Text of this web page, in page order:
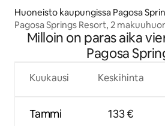
Huoneisto kaupungissa Pagosa
Pagosa Springs Resort, 2
Milloin on paras aika
Pagosa
Kuukausi
Tammi
Keskihinta
133 €